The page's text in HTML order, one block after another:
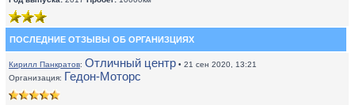
ПОСЛЕДНИЕ ОТЗЫВЫ ОБ ОРГАНИЗЦИЯХ
Кирилл Панкратов: Отличный центр • 21 сен 2020, 13:21
Организация: Гедон-Моторс